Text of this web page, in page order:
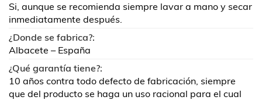
Si, aunque se recomienda siempre lavar a mano y secar
inmediatamente después.
¿Donde se fabrica?:
Albacete – España
¿Qué garantía tiene?:
10 años contra todo defecto de fabricación, siempre
que del producto se haga un uso racional para el cual